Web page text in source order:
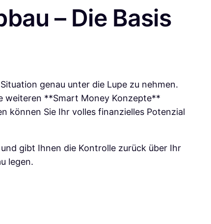
– Die Basis
genau unter die Lupe zu nehmen.
weiteren **Smart Money Konzepte**
können Sie Ihr volles finanzielles Potenzial
gibt Ihnen die Kontrolle zurück über Ihr
legen.